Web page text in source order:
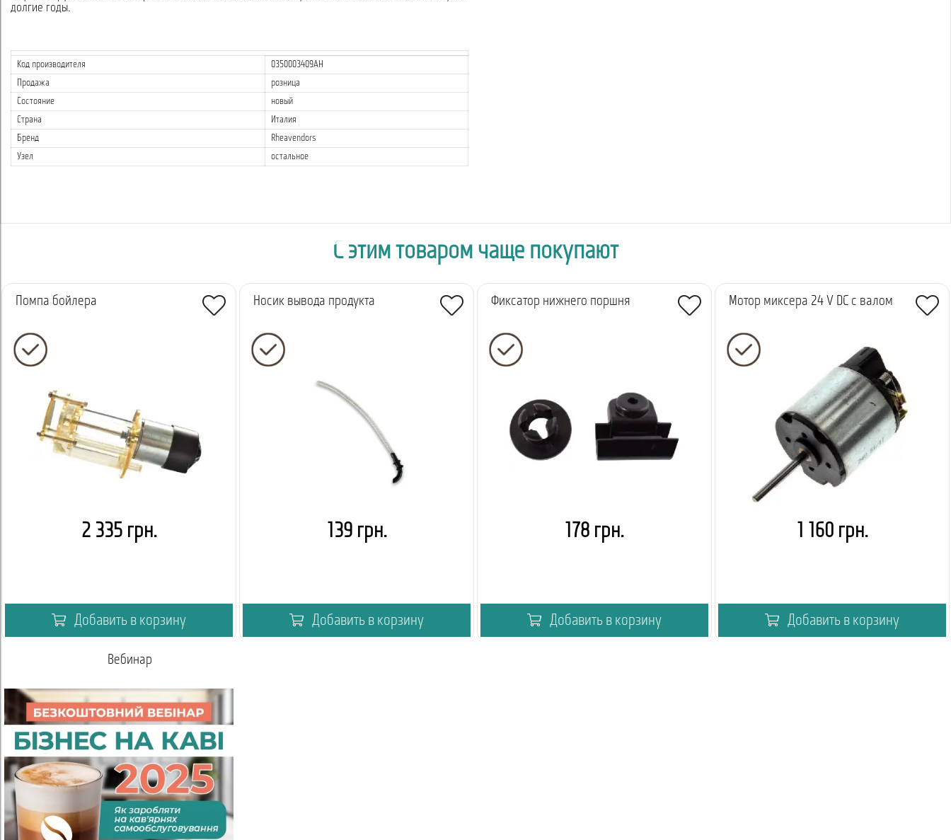
долгие годы.
Код производителя
0350003409AH
Продажа
розница
Состояние
новый
Страна
Италия
Бренд
Rheavendors
Узел
остальное
С этим товаром чаще покупают
Помпа бойлера
2 335 грн.
Добавить в корзину
Носик вывода продукта
139 грн.
Добавить в корзину
Фиксатор нижнего поршня
178 грн.
Добавить в корзину
Мотор миксера 24 V DC с валом
1 160 грн.
Добавить в корзину
Вебинар